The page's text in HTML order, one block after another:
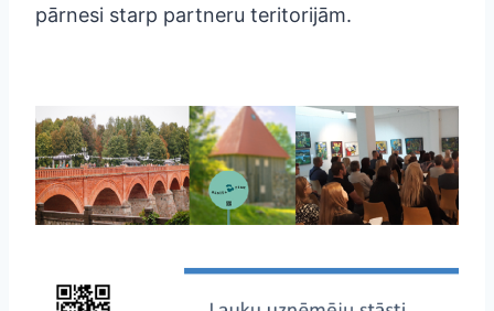
pārnesi starp partneru teritorijām.